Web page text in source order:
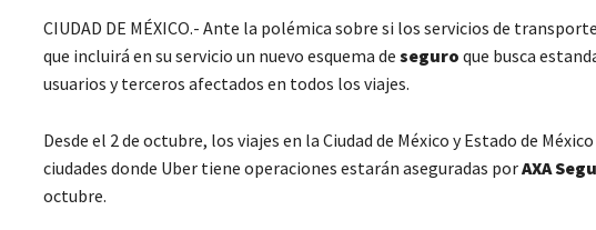
CIUDAD DE MÉXICO.- Ante la polémica sobre si los servicios de
que incluirá en su servicio un nuevo esquema de seguro que busca
usuarios y terceros afectados en todos los viajes.
Desde el 2 de octubre, los viajes en la Ciudad de México y Estado de
ciudades donde Uber tiene operaciones estarán aseguradas porAXA
octubre.